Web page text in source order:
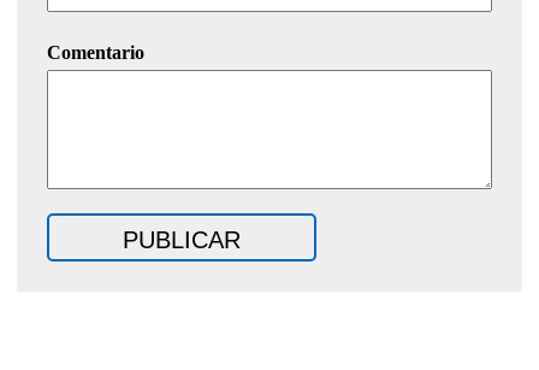
Comentario